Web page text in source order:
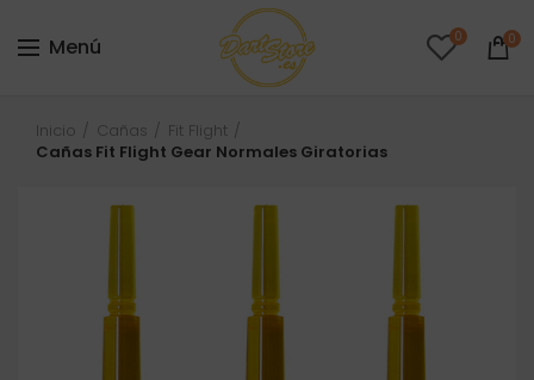
Menú 0 0
Inicio Cañas
Fit Flight
Cañas Fit Flight Gear Normales Giratorias